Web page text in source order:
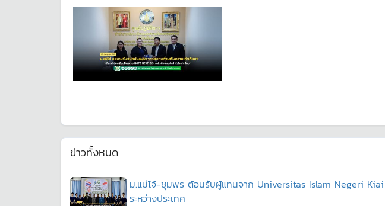
ข่าวทั้งหมด
ม.แม่โจ้-ชุมพร ต้อนรับผู้แทนจาก Universitas Islam Negeri
ระหว่างประเทศ